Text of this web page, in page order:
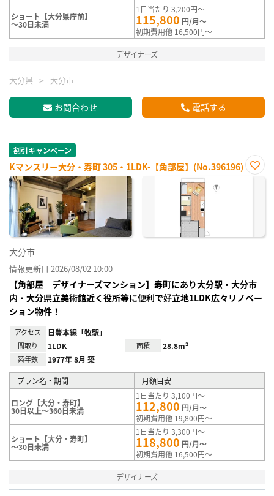
ショート【大分県庁前】
～30日未満
1日当たり 3,200円～
115,800 円/月～
初期費用他 16,500円～
デザイナーズ
大分県 大分市
お問合わせ 電話する
割引キャンペーン
Kマンスリー大分・寿町 305・1LDK-【角部屋】(No.396196)
お気
大分市
情報更新日 2026/08/02 10:00
【角部屋 デザイナーズマンション】寿町にあり大分駅・大分市
内・大分県立美術館近く役所等に便利で好立地1LDK広々リノベー
ション物件！
アクセス 日豊本線「牧駅」
間取り 1LDK 面積 28.8m²
築年数 1977年 8月 築
プラン名・期間 月額目安
ロング【大分・寿町】
30日以上～360日未満
1日当たり 3,100円～
112,800 円/月～
初期費用他 19,800円～
ショート【大分・寿町】
～30日未満
1日当たり 3,300円～
118,800 円/月～
初期費用他 16,500円～
デザイナーズ